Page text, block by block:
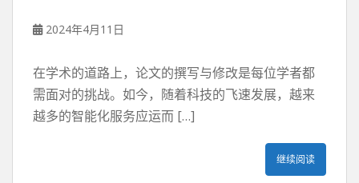
2024年4月11日
在学术的道路上，论文的撰写与修改是每位学者都
需面对的挑战。如今，随着科技的飞速发展，越来
越多的智能化服务应运而 […]
继续阅读